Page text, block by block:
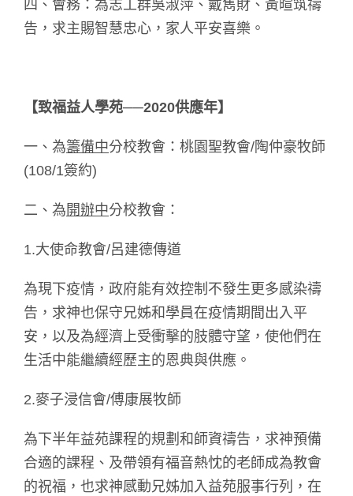
四、會務：為志工群吳淑萍、戴雋財、黃暄筑禱
告，求主賜智慧忠心，家人平安喜樂。
【致福益人學苑──2020供應年】
一、為籌備中分校教會：桃園聖教會/陶仲豪牧師
(108/1簽約)
二、為 開辦中分校教會：
1.大使命教會/呂建德傳道
為現下疫情，政府能有效控制不發生更多感染禱
告，求神也保守兄姊和學員在疫情期間出入平
安，以及為經濟上受衝擊的肢體守望，使他們在
生活中能繼續經歷主的恩典與供應。
2.麥子浸信會/傅康展牧師
為下半年益苑課程的規劃和師資禱告，求神預備
合適的課程、及帶領有福音熱忱的老師成為教會
的祝福，也求神感動兄姊加入益苑服事行列，在